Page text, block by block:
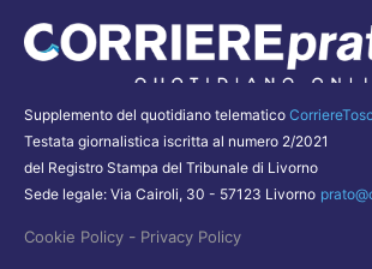
Supplemento del quotidiano telematico
Testata giornalistica iscritta al numero 2/2021
del Registro Stampa del Tribunale di Livorno
Sede legale: Via Cairoli, 30 - 57123 Livorno
Cookie Policy - Privacy Policy